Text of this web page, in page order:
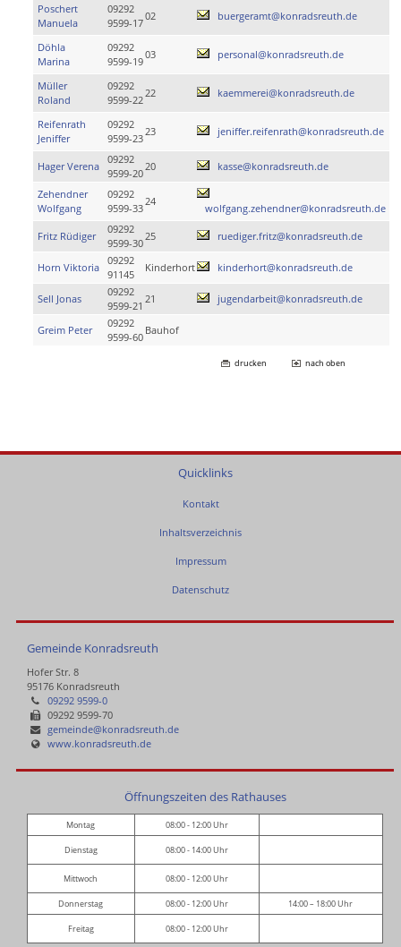
Poschert
Manuela
09292
9599-17
02 buergeramt@konradsreuth.de
Döhla
Marina
09292
9599-19
03 personal@konradsreuth.de
Müller
Roland
09292
9599-22
22 kaemmerei@konradsreuth.de
Reifenrath
Jeniffer
09292
9599-23
23 jeniffer.reifenrath@konradsreuth.de
Hager Verena
09292
9599-20
20 kasse@konradsreuth.de
Zehendner
Wolfgang
09292
9599-33
24
wolfgang.zehendner@konradsreuth.de
Fritz Rüdiger
09292
9599-30
25 ruediger.fritz@konradsreuth.de
Horn Viktoria
09292
91145
Kinderhort kinderhort@konradsreuth.de
Sell Jonas
09292
9599-21
21 jugendarbeit@konradsreuth.de
Greim Peter
09292
9599-60
Bauhof
drucken nach oben
Quicklinks
Kontakt
Inhaltsverzeichnis
Impressum
Datenschutz
Gemeinde Konradsreuth
Hofer Str. 8
95176 Konradsreuth
09292 9599-0
09292 9599-70
gemeinde@konradsreuth.de
www.konradsreuth.de
Öffnungszeiten des Rathauses
Montag 08:00 - 12:00 Uhr
Dienstag 08:00 - 14:00 Uhr
Mittwoch 08:00 - 12:00 Uhr
Donnerstag 08:00 - 12:00 Uhr 14:00 – 18:00 Uhr
Freitag 08:00 - 12:00 Uhr